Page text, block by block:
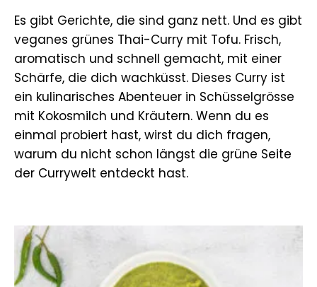
Es gibt Gerichte, die sind ganz nett. Und es gibt
veganes grünes Thai-Curry mit Tofu. Frisch,
aromatisch und schnell gemacht, mit einer
Schärfe, die dich wachküsst. Dieses Curry ist
ein kulinarisches Abenteuer in Schüsselgrösse
mit Kokosmilch und Kräutern. Wenn du es
einmal probiert hast, wirst du dich fragen,
warum du nicht schon längst die grüne Seite
der Currywelt entdeckt hast.